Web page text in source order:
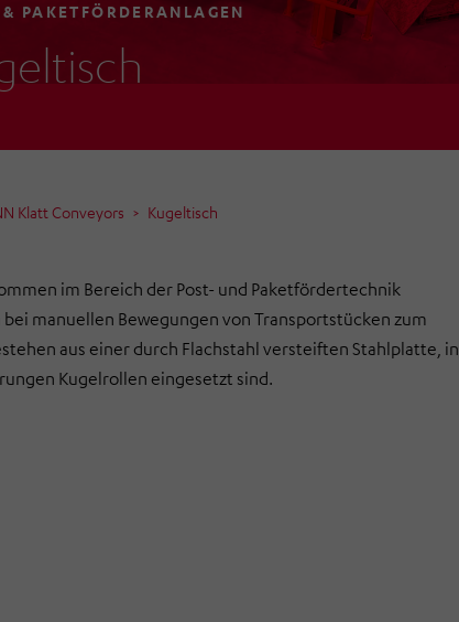
PAKETFÖRDERANLAGEN
Klatt Conveyors Kugeltisch
im Bereich der Post- und Paketfördertechnik
manuellen Bewegungen von Transportstücken zum
aus einer durch Flachstahl versteiften Stahlplatte, in
Kugelrollen eingesetzt sind.